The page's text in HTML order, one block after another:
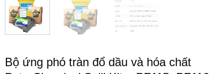
Bộ ứng phó tràn đổ dầu và hóa chất